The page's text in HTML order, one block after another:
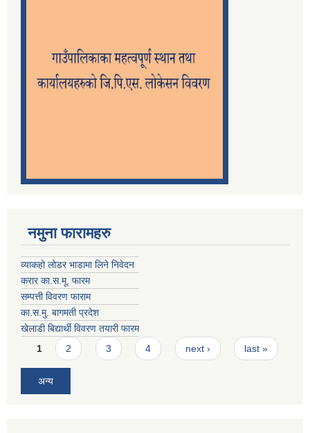
नमुना फारामहरु
व्याकहो लोडर भाडामा लिने निवेदन
करार का.स.मू. फारम
सम्पत्ती विवरण फाराम
का.स.मु. बागमती प्रदेश
खेलाडी बिद्यार्थी विवरण तयारी फारम
Pages
1 2 3 4 next › last »
अन्य